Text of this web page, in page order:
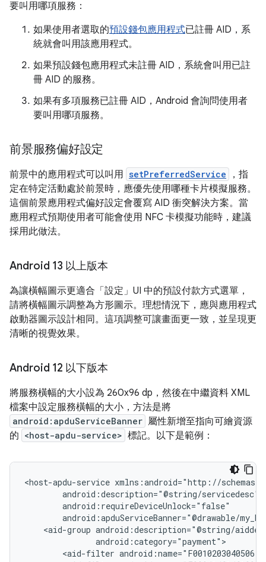
要叫用哪項服務：
如果使用者選取的預設錢包應用程式已註冊 AID，系
統就會叫用該應用程式。
如果預設錢包應用程式未註冊 AID，系統會叫用已註
冊 AID 的服務。
如果有多項服務已註冊 AID，Android 會詢問使用者
要叫用哪項服務。
前景服務偏好設定
前景中的應用程式可以叫用 setPreferredService
，指
定在特定活動處於前景時，應優先使用哪種卡片模擬服務。
這個前景應用程式偏好設定會覆寫 AID 衝突解決方案。當
應用程式預期使用者可能會使用 NFC 卡模擬功能時，建議
採用此做法。
Android 13 以上版本
為讓橫幅圖示更適合「設定」UI 中的預設付款方式選單，
請將橫幅圖示調整為方形圖示。理想情況下，應與應用程式
啟動器圖示設計相同。這項調整可讓畫面更一致，並呈現更
清晰的視覺效果。
Android 12 以下版本
將服務橫幅的大小設為 260x96 dp，然後在中繼資料 XML
檔案中設定服務橫幅的大小，方法是將
android:apduServiceBanner 屬性新增至指向可繪資源
的 <host-apdu-service> 標記。以下是範例：
<host-apdu-service
<aid-group
<aid-filter